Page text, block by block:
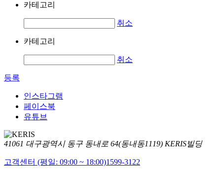
카테고리
취소
카테고리
취소
등록
인스타그램
페이스북
유튜브
41061 대구광역시 동구 동내로 64(동내동1119) KERIS빌딩
고객센터 (평일: 09:00 ~ 18:00)1599-3122